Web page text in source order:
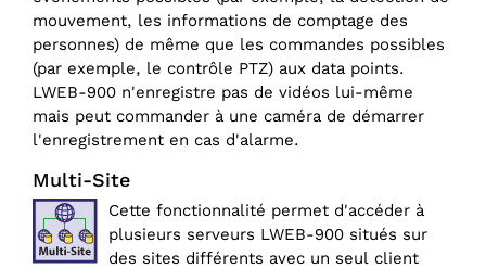
mouvement, les informations de comptage des
personnes) de même que les commandes possibles
(par exemple, le contrôle PTZ) aux data points.
LWEB-900 n'enregistre pas de vidéos lui-même
mais peut commander à une caméra de démarrer
l'enregistrement en cas d'alarme.
Multi-Site
Cette fonctionnalité permet d'accéder à
plusieurs serveurs LWEB-900 situés sur
des sites différents avec un seul client